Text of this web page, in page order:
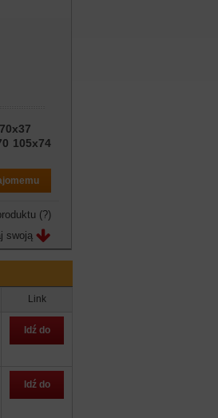
70x37
105x74
(?)
swoją
Link
Idź do
Idź do